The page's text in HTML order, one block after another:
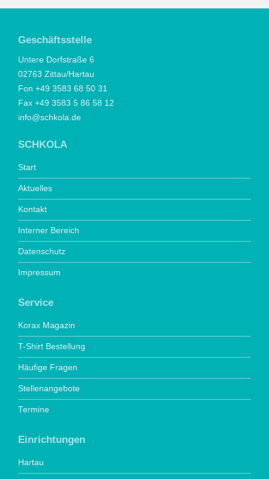
Geschäftsstelle
Untere Dorfstraße 6
02763 Zittau/Hartau
Fon +49 3583 68 50 31
Fax +49 3583 5 86 58 12
info@schkola.de
SCHKOLA
Start
Aktuelles
Kontakt
Interner Bereich
Datenschutz
Impressum
Service
Korax Magazin
T-Shirt Bestellung
Häufige Fragen
Stellenangebote
Termine
Einrichtungen
Hartau